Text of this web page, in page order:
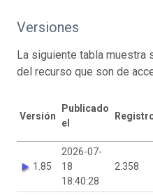
Versiones
La siguiente tabla muestra
del recurso que son de
Versión
Publicado
el
1.85
2026-07-
18
18:40:28
2.358